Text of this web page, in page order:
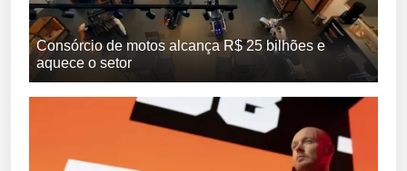
Consórcio de motos alcança R$ 25 bilhões e
aquece o setor